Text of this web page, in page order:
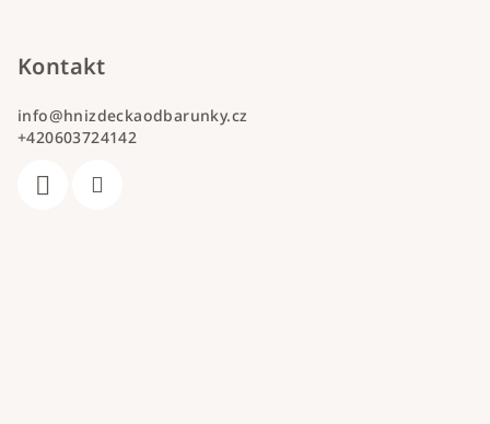
Kontakt
info@hnizdeckaodbarunky.cz
+420603724142